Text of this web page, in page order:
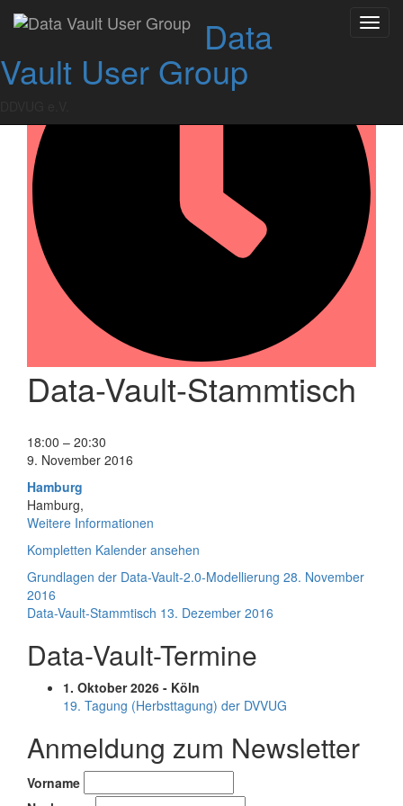
Data
Vault User Group
Data-Vault-Stammtisch
Data-
Vault-
18:00 – 20:30
9. November 2016
Hamburg
Hamburg,
Weitere Informationen
Kompletten Kalender ansehen
Beitragsnavigation
Grundlagen der Data-Vault-2.0-Modellierung 28. November
2016
Data-Vault-Stammtisch 13. Dezember 2016
Data-Vault-Termine
1. Oktober 2026 - Köln
19. Tagung (Herbsttagung) der DVVUG
Anmeldung zum Newsletter
Vorname